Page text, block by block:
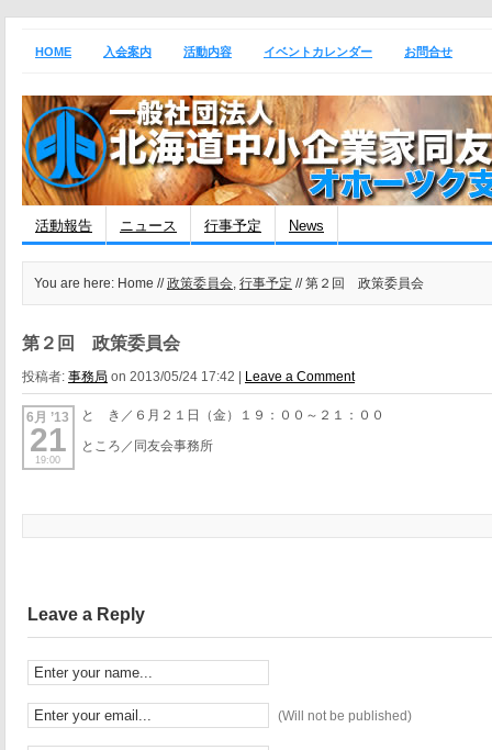
HOME 入会案内 活動内容 イベントカレンダー お問合せ
活動報告 ニュース 行事予定 News
You are here: Home //政策委員会, 行事予定 // 第２回 政策委員会
第２回 政策委員会
投稿者: 事務局 on 2013/05/24 17:42 | Leave a Comment
6月 ’13
21
19:00
と き／６月２１日（金）１９：００～２１：００
ところ／同友会事務所
Leave a Reply
(Will not be published)